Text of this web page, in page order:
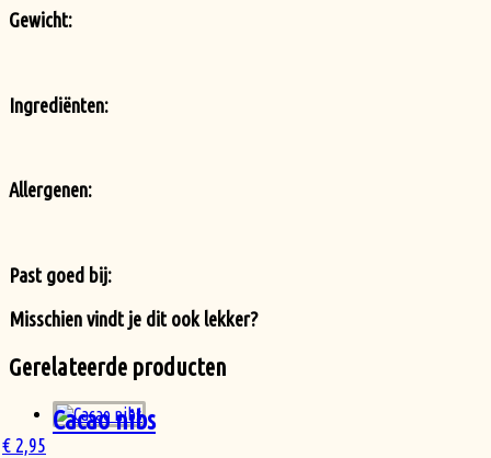
Gewicht:
Ingrediënten:
Allergenen:
Past goed bij:
Misschien vindt je dit ook lekker?
Gerelateerde producten
Cacao nibs
€ 2,95